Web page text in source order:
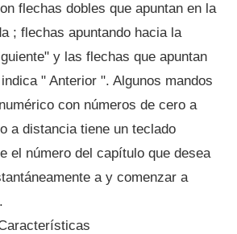
flechas dobles que apuntan en la
; flechas apuntando hacia la
y las flechas que apuntan
" Anterior ". Algunos mandos
con números de cero a
a distancia tiene un teclado
el número del capítulo que desea
a y comenzar a